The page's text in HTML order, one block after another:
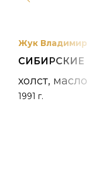
Жук Владимир
СИБИРСКИЕ
холст, масло
1991 г.